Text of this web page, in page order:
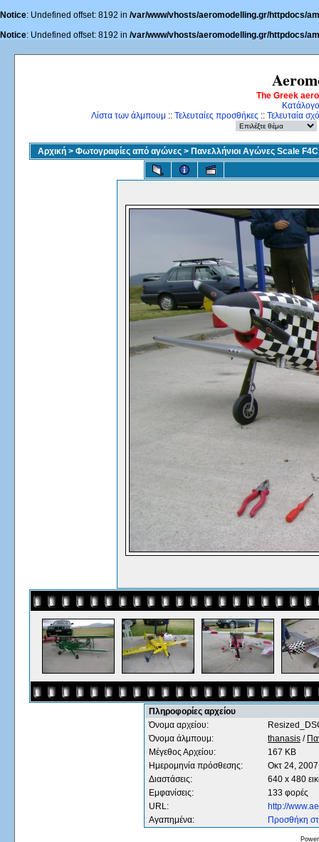
Notice: Undefined offset: 8192 in /var/www/vhosts/aeromodelling.gr/httpdocs/
Notice: Undefined offset: 8192 in /var/www/vhosts/aeromodelling.gr/httpdocs/
The Greek
Λίστα των άλμπουμ :: Τελευταίες προσθήκες :: Τελευταία
Αρχική > Φωτογραφίες από αγώνες > Πανελλήνιοι Αγώνες Scale
Πληροφορίες αρχείου
Όνομα αρχείου:
Όνομα άλμπουμ:
thanasis /
Μέγεθος Αρχείου:
167 KB
Ημερομηνία πρόσθεσης:
Οκτ 24, 2007
Διαστάσεις:
640 x 480
Εμφανίσεις:
133 φορές
URL:
http://
Αγαπημένα:
Προσθήκη